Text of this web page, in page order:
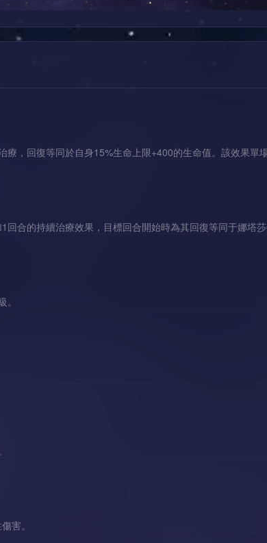
，回復等同於自身15%生命上限+400的生命值。該效果單
合的持續治療效果，目標回合開始時為其回復等同于娜塔
害。